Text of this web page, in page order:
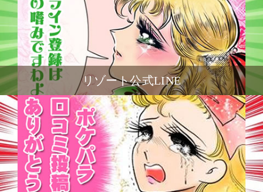
リゾート公式LINE